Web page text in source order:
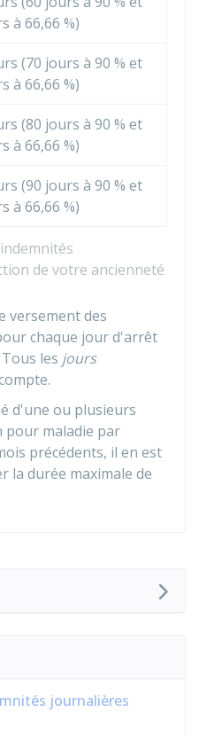
de votre ancienneté
à 66,66 %)
(70 jours à 90 % et
à 66,66 %)
(80 jours à 90 % et
à 66,66 %)
(90 jours à 90 % et
à 66,66 %)
versement des
chaque jour d'arrêt
les jours
d'une ou plusieurs
pour maladie par
précédents, il en est
la durée maximale de
journalières